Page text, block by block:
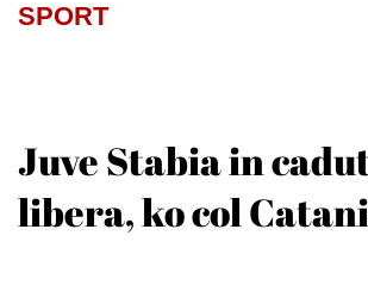
SPORT
Juve Stabia in
libera, ko col